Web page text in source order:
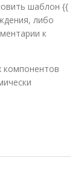
шаблон {{
либо
к